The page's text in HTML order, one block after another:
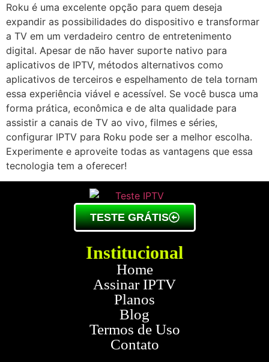
Roku é uma excelente opção para quem deseja
expandir as possibilidades do dispositivo e transformar
a TV em um verdadeiro centro de entretenimento
digital. Apesar de não haver suporte nativo para
aplicativos de IPTV, métodos alternativos como
aplicativos de terceiros e espelhamento de tela tornam
essa experiência viável e acessível. Se você busca uma
forma prática, econômica e de alta qualidade para
assistir a canais de TV ao vivo, filmes e séries,
configurar IPTV para Roku pode ser a melhor escolha.
Experimente e aproveite todas as vantagens que essa
tecnologia tem a oferecer!
TESTE GRÁTIS
Institucional
Home
Assinar IPTV
Planos
Blog
Termos de Uso
Contato